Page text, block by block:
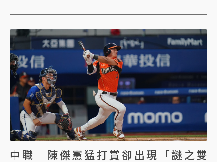
中職｜陳傑憲猛打賞卻出現「謎之雙